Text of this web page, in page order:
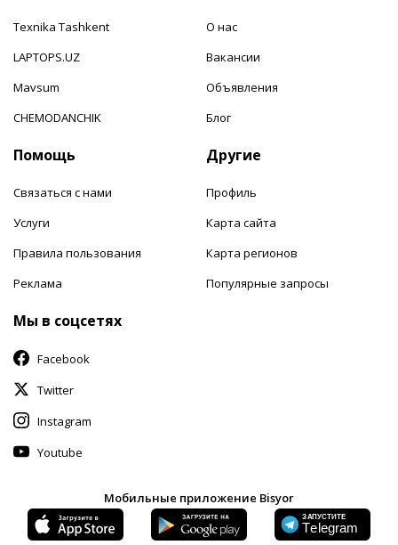
Texnika Tashkent
LAPTOPS.UZ
Mavsum
CHEMODANCHIK
О нас
Вакансии
Объявления
Блог
Помощь
Связаться с нами
Услуги
Правила пользования
Реклама
Другие
Профиль
Карта сайта
Карта регионов
Популярные запросы
Мы в соцсетях
Facebook
Twitter
Instagram
Youtube
Мобильные приложение Bisyor